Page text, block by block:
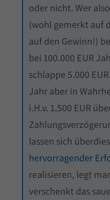
oder nicht. Wer
(wohl gemerkt auf
auf den Gewinn!)
bei 100.000 EUR
schlappe 5.000
Jahr aber in
i.H.v. 1.500 EUR
lassen sich
hervorragender
realisieren, legt
verschenkt das